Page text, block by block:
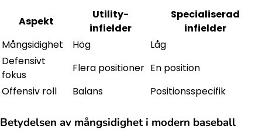
Aspekt
Utility-
infielder
Specialiserad
infielder
Mångsidighet
Hög
Låg
Defensivt
fokus
Flera positioner En position
Offensiv roll
Balans Positionsspecifik
Betydelsen av mångsidighet i modern baseball